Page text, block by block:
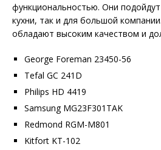
функциональностью. Они
кухни, так и для большой
обладают высоким качеством и
George Foreman 23450-56
Tefal GC 241D
Philips HD 4419
Samsung MG23F301TAK
Redmond RGM-M801
Kitfort KT-102